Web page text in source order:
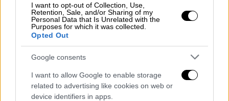
I want to opt-out of Collection, Use,
Retention, Sale, and/or Sharing of my
Personal Data that Is Unrelated with the
Purposes for which it was collected.
Opted Out
Google consents
I want to allow Google to enable storage
related to advertising like cookies on web or
device identifiers in apps.
Αριστεράς«να βγει από τον λήθαργο και τον
φόβο της πανδημίας» και «να προκαλέσει
λαϊκές κινητοποιήσεις τώρα».
Διαβάστε επίσης:
νοσοκομείο ο βουλευτής της Νέας
Δημοκρατίας Δημήτρης Μαρκόπουλος